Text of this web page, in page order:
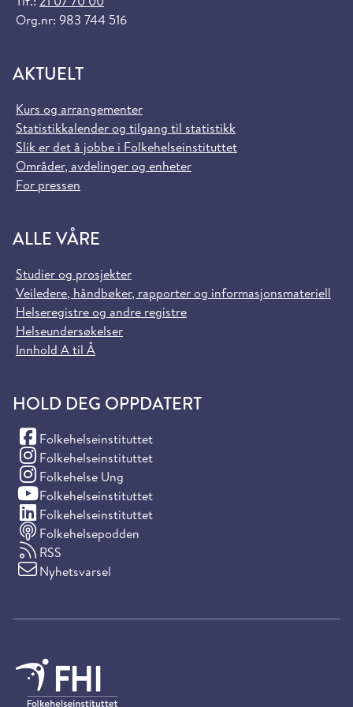
Org.nr: 983 744 516
AKTUELT
Kurs og arrangementer
Statistikkalender og tilgang til statistikk
Slik er det å jobbe i Folkehelseinstituttet
Områder, avdelinger og enheter
For pressen
ALLE VÅRE
Studier og prosjekter
Veiledere, håndbøker, rapporter og informasjonsmateriell
Helseregistre og andre registre
Helseundersøkelser
Innhold A til Å
HOLD DEG OPPDATERT
Folkehelseinstituttet
(Facebook)
Folkehelseinstituttet
(Instagram)
Folkehelse Ung
(Instagram)
Folkehelseinstituttet
(YouTube)
Folkehelseinstituttet
(LinkedIn)
Folkehelsepodden
RSS
Nyhetsvarsel